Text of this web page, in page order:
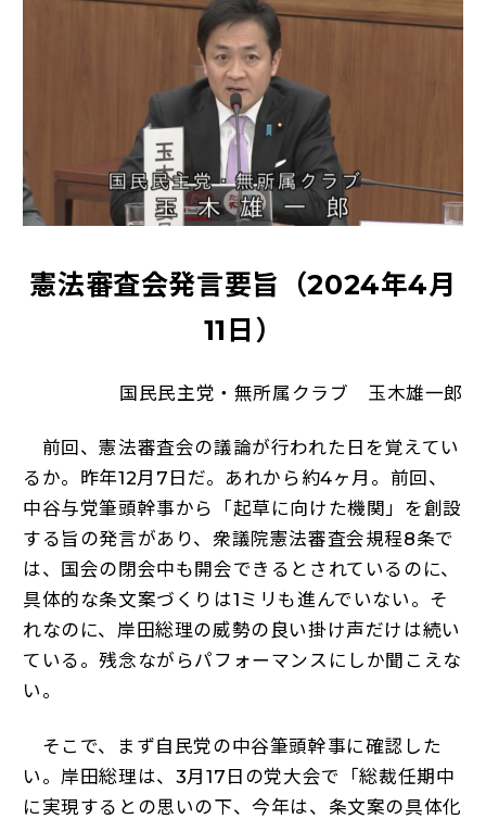
（新しいタブで開く）
二次創作ガイドライン（新しいタブで開く）
プライバシーポリシー
特定商取引法に基づく表記
憲法審査会発言要旨（2024年4月
11日）
国民民主党・無所属クラブ 玉木雄一郎
前回、憲法審査会の議論が行われた日を覚えてい
るか。昨年12月7日だ。あれから約4ヶ月。前回、
中谷与党筆頭幹事から「起草に向けた機関」を創設
する旨の発言があり、衆議院憲法審査会規程8条で
は、国会の閉会中も開会できるとされているのに、
具体的な条文案づくりは1ミリも進んでいない。そ
れなのに、岸田総理の威勢の良い掛け声だけは続い
ている。残念ながらパフォーマンスにしか聞こえな
い。
そこで、まず自民党の中谷筆頭幹事に確認した
い。岸田総理は、3月17日の党大会で「総裁任期中
に実現するとの思いの下、今年は、条文案の具体化